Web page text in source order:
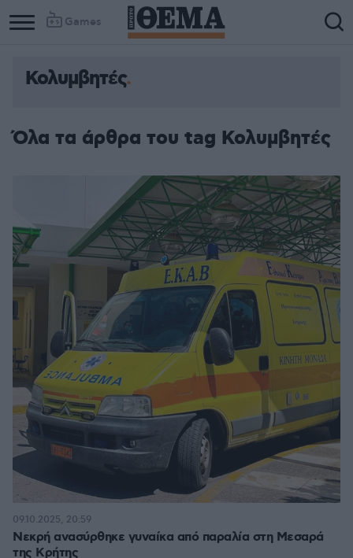
Games
Κολυμβητές
Όλα τα άρθρα του tag Κολυμβητές
Νεκρή ανασύρθηκε γυναίκα από παραλία στη Μεσαρά
της Κρήτης
09.10.2025, 20:59